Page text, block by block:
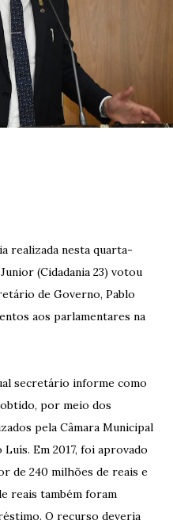
realizada nesta quarta-
(Cidadania 23) votou
de Governo, Pablo
aos parlamentares na
secretário informe como
por meio dos
pela Câmara Municipal
Em 2017, foi aprovado
de 240 milhões de reais e
reais também foram
O recurso deveria